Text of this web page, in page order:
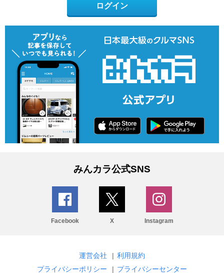
ログイン
みんカラ公式SNS
Facebook X Instagram
運営会社 | 利用規約
プライバシーポリシー
| プライバシーセンター